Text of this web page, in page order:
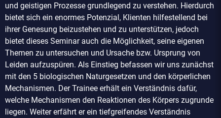
und geistigen Prozesse grundlegend zu verstehen. Hierdurch
bietet sich ein enormes Potenzial, Klienten hilfestellend bei
ihrer Genesung beizustehen und zu unterstützen, jedoch
bietet dieses Seminar auch die Möglichkeit, seine eigenen
Themen zu untersuchen und Ursache bzw. Ursprung von
Leiden aufzuspüren. Als Einstieg befassen wir uns zunächst
mit den 5 biologischen Naturgesetzen und den körperlichen
Mechanismen. Der Trainee erhält ein Verständnis dafür,
welche Mechanismen den Reaktionen des Körpers zugrunde
liegen. Weiter erfährt er ein tiefgreifendes Verständnis